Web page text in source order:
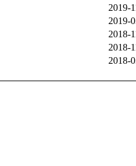
2019-
2019-
2018-
2018-
2018-